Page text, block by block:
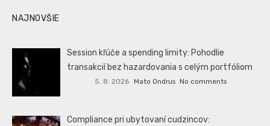
NAJNOVŠIE
Session kľúče a spending limity: Pohodlie
transakcií bez hazardovania s celým portfóliom
5. 8. 2026 Mato Ondrus No comments
Compliance pri ubytovaní cudzincov: